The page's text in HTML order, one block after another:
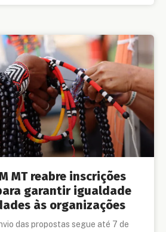
MT reabre inscrições
garantir igualdade
às organizações
das propostas segue até 7 de